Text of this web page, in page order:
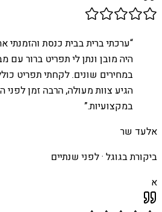
“ערכתי ברית בבית כנסת והזמנתי
היה מובן ונתן לי תפריט ברור עם
במחירים שונים. לקחתי תפריט
הגיע צוות מעולה, הרבה זמן לפני
במקצועיות.”
אלעד שר
ביקורת בגוגל ·לפני שנתיים
א